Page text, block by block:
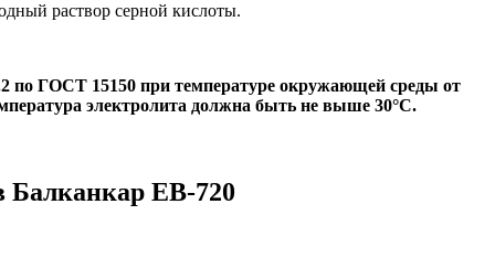
раствор серной кислоты.
по ГОСТ 15150 при температуре окружающей среды от
электролита должна быть не выше 30°С.
Балканкар ЕВ-720